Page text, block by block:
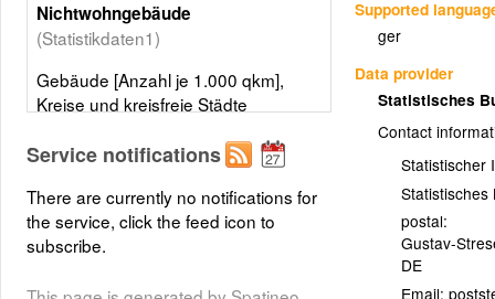
Supported
ger
Data provider
Statistisches
Contact
Statistischer
Statistisches
postal:
Gustav-
DE
Email:
Nichtwohngebäude
(Statistikdaten1)
Gebäude [Anzahl je 1.000 qkm],
Kreise und kreisfreie Städte
Gebäudeart - Nichtwohngebäude:
Nichtwohngebäude, 5 Klassen,
Gleiche Besetzungen
Layer metadata (
Service notifications
There are currently no notifications for
the service, click the feed icon to
subscribe.